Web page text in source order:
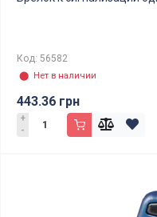
Код: 56582
⬤ Нет в наличии
443.36 грн
+
-